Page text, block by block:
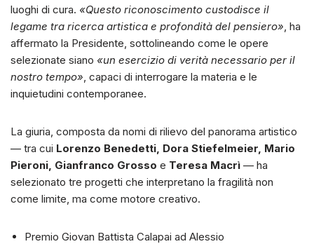
luoghi di cura. «Questo riconoscimento custodisce il
legame tra ricerca artistica e profondità del pensiero», ha
affermato la Presidente, sottolineando come le opere
selezionate siano «un esercizio di verità necessario per il
nostro tempo», capaci di interrogare la materia e le
inquietudini contemporanee.
La giuria, composta da nomi di rilievo del panorama artistico
— tra cui Lorenzo Benedetti, Dora Stiefelmeier, Mario
Pieroni, Gianfranco Grosso e Teresa Macrì — ha
selezionato tre progetti che interpretano la fragilità non
come limite, ma come motore creativo.
Premio Giovan Battista Calapai ad Alessio